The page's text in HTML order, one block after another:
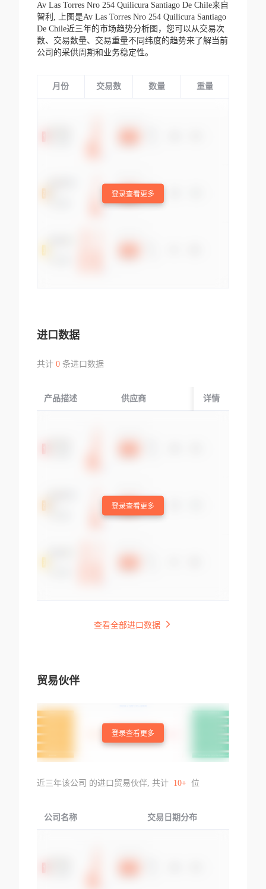
Av Las Torres Nro 254 Quilicura Santiago De Chile来自
智利,
上图是Av Las Torres Nro 254 Quilicura Santiago
De Chile近三年的市场趋势分析图，您可以从交易次
数、交易数量、交易重量不同纬度的趋势来了解当前
公司的采供周期和业务稳定性。
月份 交易数 数量 重量
登录查看更多
进口数据
共计 0条进口数据
产品描述 供应商 起运国/地区
详情
登录查看更多
查看全部进口数据
贸易伙伴
登录查看更多
近三年该公司 的进口贸易伙伴, 共计 10+ 位
公司名称 交易日期分布